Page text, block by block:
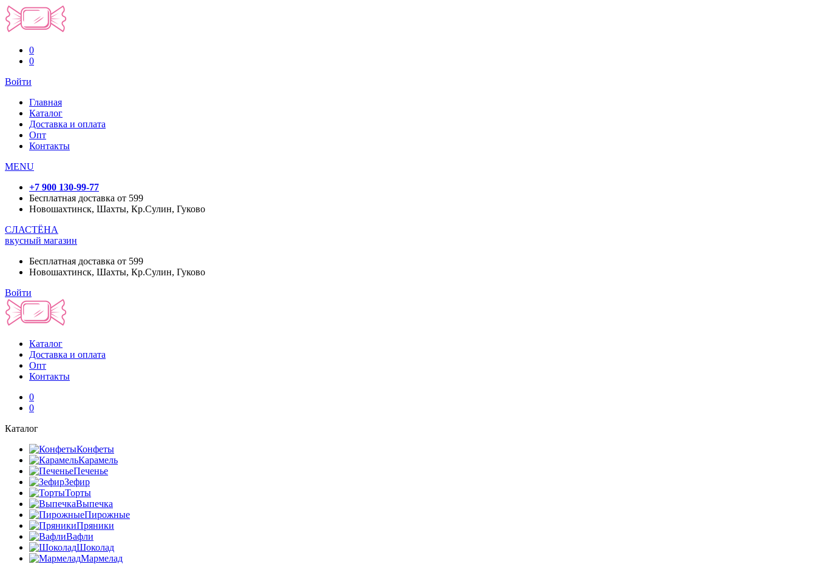
0
0
Войти
Главная
Каталог
Доставка и оплата
Опт
Контакты
MENU
+7 900 130-99-77
Бесплатная доставка от 599
Новошахтинск, Шахты, Кр.Сулин, Гуково
СЛАСТЁНА
вкусный магазин
Бесплатная доставка от 599
Новошахтинск, Шахты, Кр.Сулин, Гуково
Войти
Каталог
Доставка и оплата
Опт
Контакты
0
0
Каталог
Конфеты
Карамель
Печенье
Зефир
Торты
Выпечка
Пирожные
Пряники
Вафли
Шоколад
Мармелад